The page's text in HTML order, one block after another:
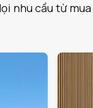
nhu cầu từ